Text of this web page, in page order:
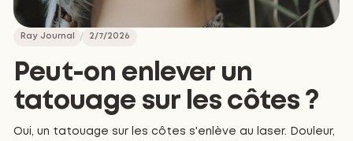
Ray Journal 2/7/2026
Peut-on enlever un
tatouage sur les côtes ?
Oui, un tatouage sur les côtes s'enlève au laser. Douleur,